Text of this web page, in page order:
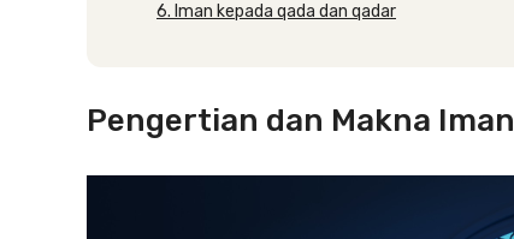
6. Iman kepada qada dan qadar
Pengertian dan Makna Iman